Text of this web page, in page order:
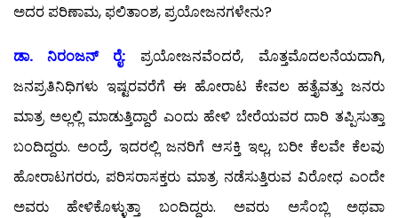
ಅದರ ಪರಿಣಾಮ, ಫಲಿತಾಂಶ, ಪ್ರಯೋಜನಗಳೇನು?
ಡಾ. ನಿರಂಜನ್ ರೈ:
ಪ್ರಯೋಜನವೆಂದರೆ, ಮೊತ್ತಮೊದಲನೆಯದಾಗಿ,
ಜನಪ್ರತಿನಿಧಿಗಳು ಇಷ್ಟರವರೆಗೆ ಈ ಹೋರಾಟ ಕೇವಲ ಹತ್ತೈವತ್ತು ಜನರು
ಮಾತ್ರ ಅಲ್ಲಲ್ಲಿ ಮಾಡುತ್ತಿದ್ದಾರೆ ಎಂದು ಹೇಳಿ ಬೇರೆಯವರ ದಾರಿ ತಪ್ಪಿಸುತ್ತಾ
ಬಂದಿದ್ದರು. ಅಂದ್ರೆ, ಇದರಲ್ಲಿ ಜನರಿಗೆ ಆಸಕ್ತಿ ಇಲ್ಲ, ಬರೀ ಕೆಲವೇ ಕೆಲವು
ಹೋರಾಟಗರರು, ಪರಿಸರಾಸಕ್ತರು ಮಾತ್ರ ನಡೆಸುತ್ತಿರುವ ವಿರೋಧ ಎಂದೇ
ಅವರು ಹೇಳಿಕೊಳ್ಳುತ್ತಾ ಬಂದಿದ್ದರು. ಅವರು ಅಸೆಂಬ್ಲಿ ಅಥವಾ